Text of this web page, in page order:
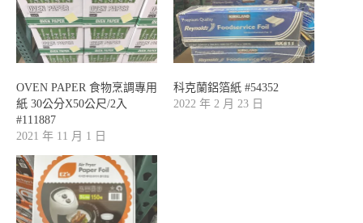
OVEN PAPER 食物烹調專用
紙 30公分X50公尺/2入
#111887
2021 年 11 月 1 日
科克蘭鋁箔紙 #54352
2022 年 2 月 23 日